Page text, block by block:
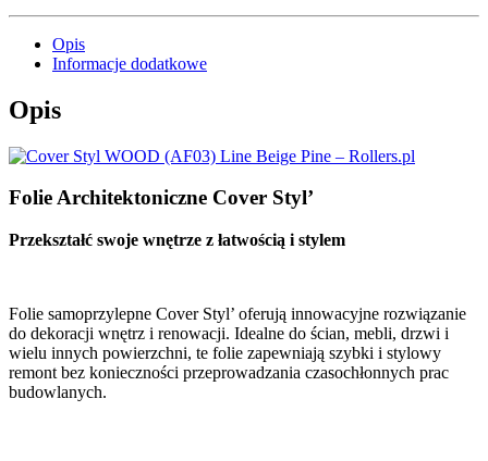
Opis
Informacje dodatkowe
Opis
Folie Architektoniczne Cover Styl’
Przekształć swoje wnętrze z łatwością i stylem
Folie samoprzylepne Cover Styl’ oferują innowacyjne rozwiązanie
do dekoracji wnętrz i renowacji. Idealne do ścian, mebli, drzwi i
wielu innych powierzchni, te folie zapewniają szybki i stylowy
remont bez konieczności przeprowadzania czasochłonnych prac
budowlanych.